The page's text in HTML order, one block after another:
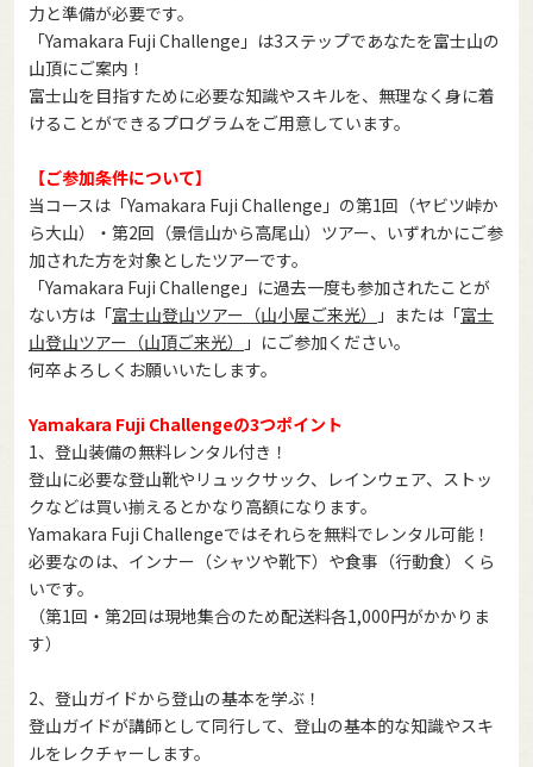
力と準備が必要です。
「Yamakara Fuji Challenge」は3ステップであなたを富士山の
山頂にご案内！
富士山を目指すために必要な知識やスキルを、無理なく身に着
けることができるプログラムをご用意しています。
【ご参加条件について】
当コースは「Yamakara Fuji Challenge」の第1回（ヤビツ峠か
ら大山）・第2回（景信山から高尾山）ツアー、いずれかにご参
加された方を対象としたツアーです。
「Yamakara Fuji Challenge」に過去一度も参加されたことが
ない方は「富士山登山ツアー（山小屋ご来光） 」または「富士
山登山ツアー（山頂ご来光）
」にご参加ください。
何卒よろしくお願いいたします。
Yamakara Fuji Challengeの3つポイント
1、登山装備の無料レンタル付き！
登山に必要な登山靴やリュックサック、レインウェア、ストッ
クなどは買い揃えるとかなり高額になります。
Yamakara Fuji Challengeではそれらを無料でレンタル可能！
必要なのは、インナー（シャツや靴下）や食事（行動食）くら
いです。
（第1回・第2回は現地集合のため配送料各1,000円がかかりま
す）
2、登山ガイドから登山の基本を学ぶ！
登山ガイドが講師として同行して、登山の基本的な知識やスキ
ルをレクチャーします。